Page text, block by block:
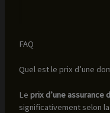
FAQ
Quel est le prix d’une
Le prix d’une assurance
significativement selon